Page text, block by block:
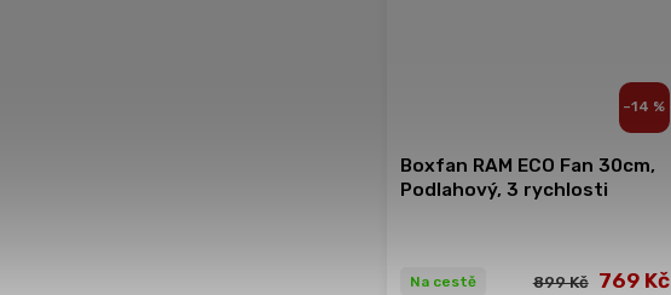
–14 %
Boxfan RAM ECO Fan 30cm,
Podlahový, 3 rychlosti
Na cestě 899 Kč 769 Kč